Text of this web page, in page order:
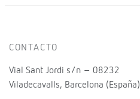
CONTACTO
Vial Sant Jordi s/n – 08232
Viladecavalls, Barcelona (España)